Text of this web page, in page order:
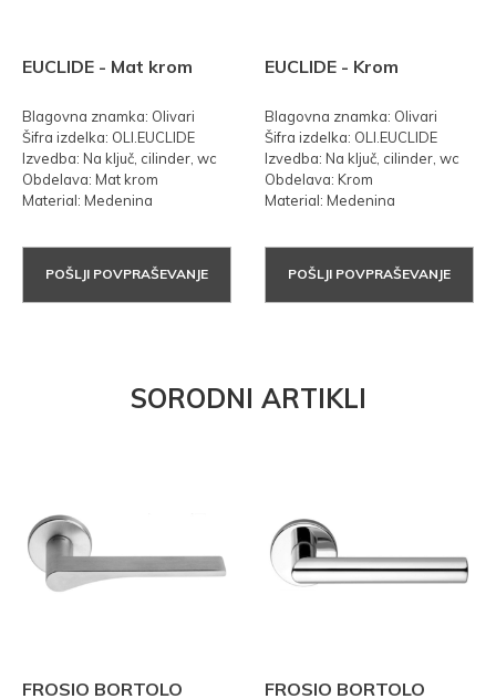
EUCLIDE - Mat krom
Blagovna znamka: Olivari
Šifra izdelka: OLI.EUCLIDE
Izvedba: Na ključ, cilinder, wc
Obdelava: Mat krom
Material: Medenina
POŠLJI POVPRAŠEVANJE
EUCLIDE - Krom
Blagovna znamka: Olivari
Šifra izdelka: OLI.EUCLIDE
Izvedba: Na ključ, cilinder, wc
Obdelava: Krom
Material: Medenina
POŠLJI POVPRAŠEVANJE
SORODNI ARTIKLI
FROSIO BORTOLO FROSIO BORTOLO